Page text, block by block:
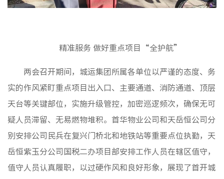
精准服务 做好重点项目“全护航”
两会召开期间，城运集团所属各单位以严谨的态度、务
实的作风紧盯重点项目出入口、主要通道、消防通道、顶层
天台等关键部位，实施升级管控，加密巡逻频次，确保无可
疑人员滞留、无易燃物堆积。首华物业公司和天岳恒公司分
别安排公司民兵在复兴门桥北和地铁站等重要点位执勤，天
岳恒紫玉分公司国税二办项目部安排工作人员在辖区值守，
值守人员认真履职，以过硬作风和良好形象，展现了首开城